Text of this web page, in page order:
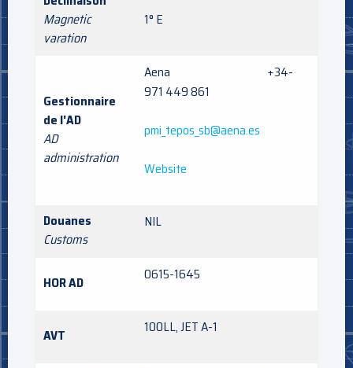
Magnetic
varation
1° E
Gestionnaire
de l'AD
AD
administration
Aena +34-
971 449 861
pmi_tepos_sb@aena.es
Website
Douanes
Customs
NIL
HOR AD 0615-1645
AVT 100LL, JET A-1